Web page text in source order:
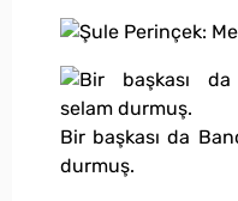
Bir başkası da
durmuş.